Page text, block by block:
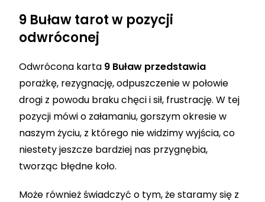
9 Buław tarot w pozycji
odwróconej
Odwrócona karta 9 Buław przedstawia
porażkę, rezygnację, odpuszczenie w połowie
drogi z powodu braku chęci i sił, frustrację. W tej
pozycji mówi o załamaniu, gorszym okresie w
naszym życiu, z którego nie widzimy wyjścia, co
niestety jeszcze bardziej nas przygnębia,
tworząc błędne koło.
Może również świadczyć o tym, że staramy się z